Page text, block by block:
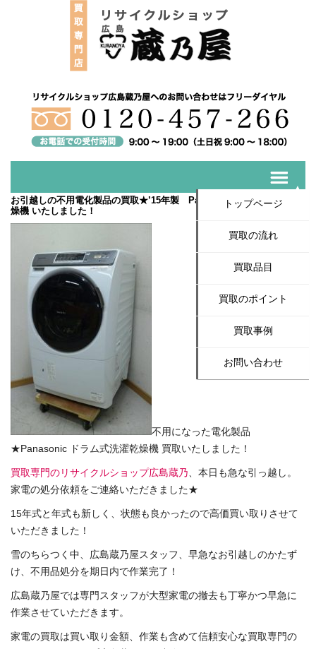
トップページ
買取の流れ
買取品目
買取のポイント
買取事例
お問い合わせ
お引越しの不用電化製品の買取★’15年製 Panasonic ドラム式洗濯乾
燥機 いたしました！
不用になった電化製品
★Panasonic ドラム式洗濯乾燥機 買取いたしました！
買取専門のリサイクルショップ広島蔵乃 、本日も急な引っ越し。
家電の処分依頼をご連絡いただきました★
15年式と年式も新しく、状態も良かったので高価買い取りさせて
いただきました！
雪のちらつく中、広島蔵乃屋スタッフ、早急なお引越しのかたず
け、不用品処分を期日内で作業完了！
広島蔵乃屋では専門スタッフが大型家電の撤去も丁寧かつ早急に
作業させていただきます。
家電の買取は買い取り金額、作業も含めて信頼安心な買取専門の